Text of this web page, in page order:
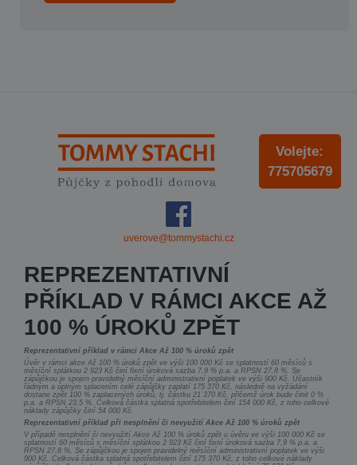
Volejte:
775705679
uverove@tommystachi.cz
REPREZENTATIVNÍ
PŘÍKLAD V RÁMCI AKCE AŽ
100 % ÚROKŮ ZPĚT
Reprezentativní příklad v rámci Akce Až 100 % úroků zpět
Úvěr v rámci akce Až 100 % úroků zpět ve výši 100 000 Kč se splatností 60 měsíců s
měsíční splátkou 2 923 Kč činí fixní úroková sazba 7,9 % p.a. a RPSN 27,8 %. Se
zápůjčkou je spojen pravidelný měsíční administrativní poplatek ve výši 900 Kč. Účastník
řádným a úplným splacením celé zápůjčky zaplatí 175 370 Kč, následně na vyžádání
dostane zpět 100 % zaplacených úroků, tj. částku 21 370 Kč, přičemž úrok bude činit 0 %
p.a. a RPSN 23,5 %. Celková částka splatná spotřebitelem činí 154 000 Kč, z toho celkové
náklady zápůjčky činí 54 000 Kč.
Reprezentativní příklad při nesplnění či nevyužití Akce Až 100 % úroků zpět
V případě nesplnění či nevyužití Akce Až 100 % úroků zpět u úvěru ve výši 100 000 Kč se
splatností 60 měsíců s měsíční splátkou 2 923 Kč činí fixní úroková sazba 7,9 % p.a. a
RPSN 27,8 %. Se zápůjčkou je spojen pravidelný měsíční administrativní poplatek ve výši
900 Kč. Celková částka splatná spotřebitelem činí 175 370 Kč, z toho celkové náklady